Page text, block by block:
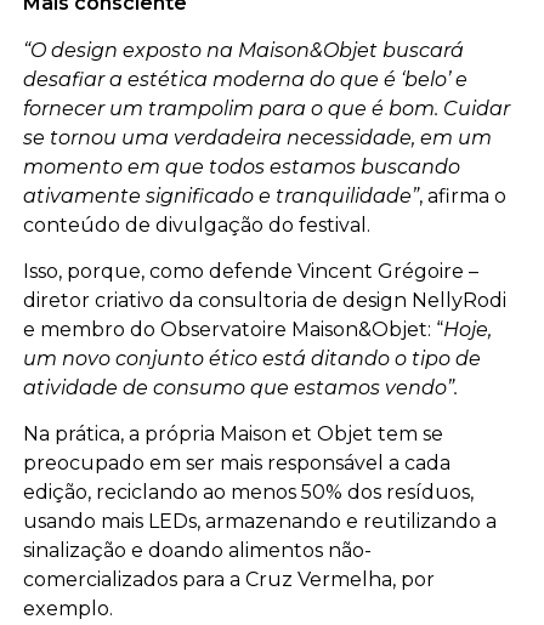
“O design exposto na Maison&Objet buscará
desafiar a estética moderna do que é ‘belo’ e
fornecer um trampolim para o que é bom. Cuidar
se tornou uma verdadeira necessidade, em um
momento em que todos estamos buscando
ativamente significado e tranquilidade”, afirma o
conteúdo de divulgação do festival.
Isso, porque, como defende Vincent Grégoire –
diretor criativo da consultoria de design NellyRodi
e membro do Observatoire Maison&Objet: “Hoje,
um novo conjunto ético está ditando o tipo de
atividade de consumo que estamos vendo”.
Na prática, a própria Maison et Objet tem se
preocupado em ser mais responsável a cada
edição, reciclando ao menos 50% dos resíduos,
usando mais LEDs, armazenando e reutilizando a
sinalização e doando alimentos não-
comercializados para a Cruz Vermelha, por
exemplo.